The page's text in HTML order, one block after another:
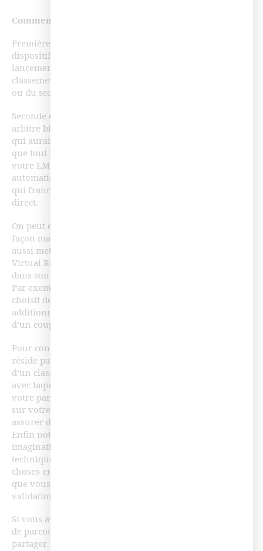
Comment le mettre en place ?
Première étape : fixez une durée limitée à votre
dispositif de formation et communiquez sur la date de
lancement, les modalités et les principes de la course. Le
classement peut être effectué en fonction de la rapidité
ou du score, ou un cumul des deux.
Seconde étape : lancez la course et positionnez-vous en
arbitre bienveillant afin d’accompagner les apprenants
qui auraient des difficultés. Votre objectif reste en effet
que tout le monde termine la course. Paramétrez, si
votre LMS vous le permet, l’envoi d’un mail
automatique en vous mettant en copie aux apprenants
qui franchissent la ligne d’arrivée pour les féliciter en
direct.
On peut envisager une course linéaire façon sprint ou
façon marathon. Grâce à l’adaptive learning, on peut
aussi mettre au point un modèle ressemblant à celui de
Virtual Regatta, où les choix stratégiques de l’apprenant
dans son parcours de formation peuvent être décisifs.
Par exemple, vous pouvez récompenser le joueur qui
choisit de faire un détour pour accéder à des ressources
additionnelles en lui validant plusieurs points d’étapes
d’un coup.
Pour conclure, gamifier un parcours de formation ne
réside pas que dans la création de badges ou l’affichage
d’un classement, mais peut aussi tenir dans la manière
avec laquelle vous allez raconter l’histoire et scénariser
votre parcours. N’oubliez pas non plus de communiquer
sur votre dispositif, ce sera la clé de succès pour vous
assurer d’une participation et une complétion élevées.
Enfin notre dernier conseil est de faire jouer votre
imagination : quelques fois, avec des solutions
techniques « simples », vous pouvez faire de grande
choses en détournant des fonctionnalités de votre LMS
que vous connaissez déjà, comme les systèmes de
validation de quiz.
Si vous avez aussi des idées ou des retours d’expérience
de parcours de formation gamifiée, n’hésitez pas à les
partager !